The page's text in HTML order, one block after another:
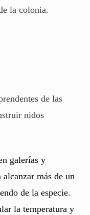
la colonia.
de las
nidos
galerías y
más de un
de la especie.
la temperatura y